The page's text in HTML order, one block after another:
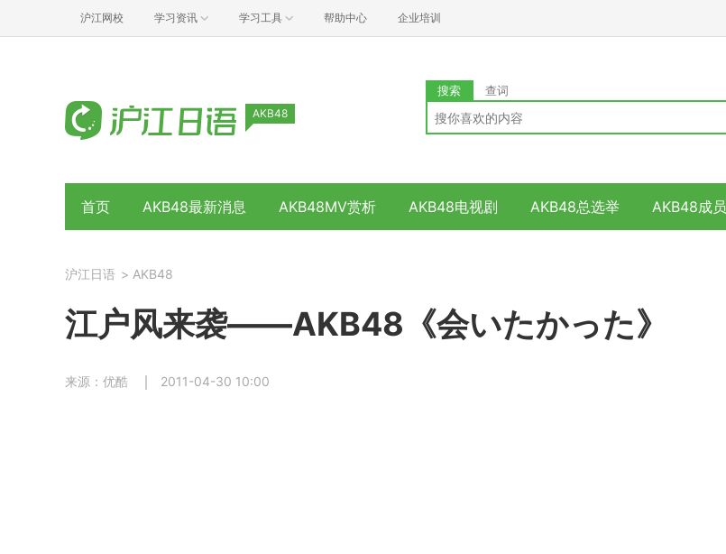
沪江网校 学习资讯 学习工具 帮助中心 企业培训
AKB48
搜索 查词
首页 AKB48最新消息 AKB48MV赏析 AKB48电视剧 AKB48总选举 AKB48成员
沪江日语 > AKB48
江户风来袭——AKB48《会いたかった》
来源：优酷 2011-04-30 10:00